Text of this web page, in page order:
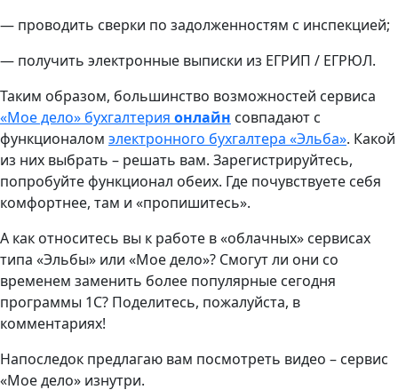
— проводить сверки по задолженностям с инспекцией;
— получить электронные выписки из ЕГРИП / ЕГРЮЛ.
Таким образом, большинство возможностей сервиса
«Мое дело» бухгалтерия онлайн совпадают с
функционалом электронного бухгалтера «Эльба». Какой
из них выбрать – решать вам. Зарегистрируйтесь,
попробуйте функционал обеих. Где почувствуете себя
комфортнее, там и «пропишитесь».
А как относитесь вы к работе в «облачных» сервисах
типа «Эльбы» или «Мое дело»? Смогут ли они со
временем заменить более популярные сегодня
программы 1С? Поделитесь, пожалуйста, в
комментариях!
Напоследок предлагаю вам посмотреть видео – сервис
«Мое дело» изнутри.